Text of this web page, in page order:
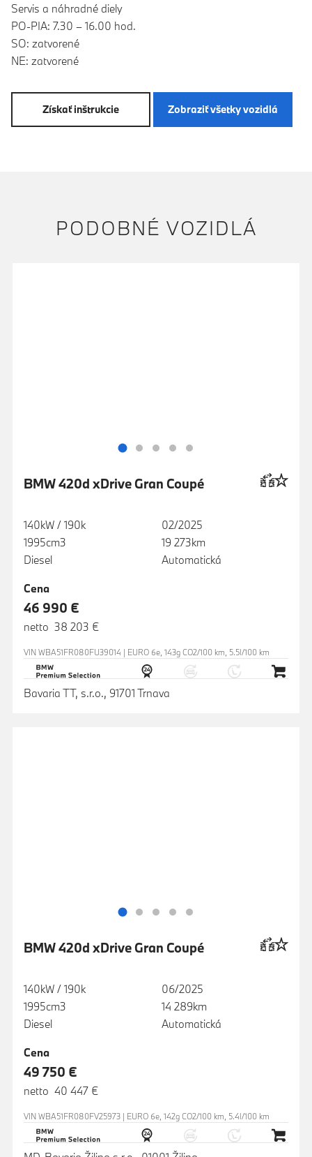
Servis a náhradné diely
PO-PIA: 7.30 – 16.00 hod.
SO: zatvorené
NE: zatvorené
Získať inštrukcie Zobraziť všetky vozidlá
PODOBNÉ VOZIDLÁ
BMW 420d xDrive Gran Coupé
140kW / 190k
1995cm3
Diesel
02/2025
19 273km
Automatická
Cena
46 990 €
netto 38 203 €
VIN WBA51FR080FU39014 | EURO 6e, 143g CO2/100 km, 5.5l/100 km
Bavaria TT, s.r.o., 91701 Trnava
BMW 420d xDrive Gran Coupé
140kW / 190k
1995cm3
Diesel
06/2025
14 289km
Automatická
Cena
49 750 €
netto 40 447 €
VIN WBA51FR080FV25973 | EURO 6e, 142g CO2/100 km, 5.4l/100 km